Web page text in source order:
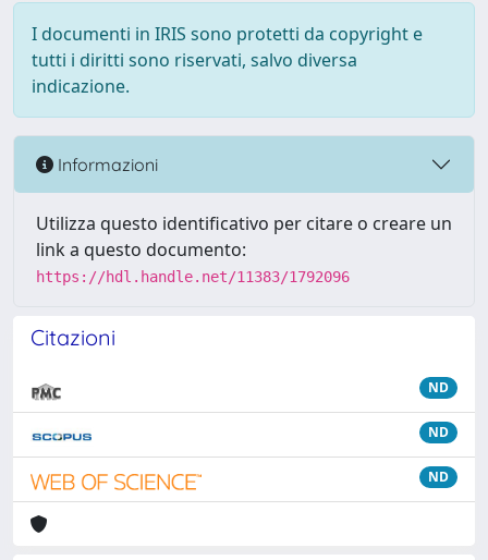
I documenti in IRIS sono protetti da copyright e
tutti i diritti sono riservati, salvo diversa
indicazione.
Informazioni
Utilizza questo identificativo per citare o creare un
link a questo documento:
https://hdl.handle.net/11383/1792096
Citazioni
ND
ND
ND